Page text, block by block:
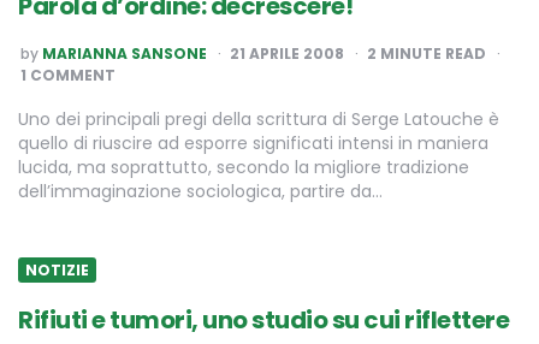
POSTED
BY
by MARIANNA SANSONE 21 APRILE 2008 2 MINUTE READ
1 COMMENT
Uno dei principali pregi della scrittura di Serge Latouche è
quello di riuscire ad esporre significati intensi in maniera
lucida, ma soprattutto, secondo la migliore tradizione
dell’immaginazione sociologica, partire da…
NOTIZIE
Rifiuti e tumori, uno studio su cui riflettere